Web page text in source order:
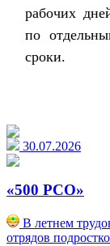
рабочих
по
сроки.
30.07.2026
«500 РСО»
В летнем
отрядов